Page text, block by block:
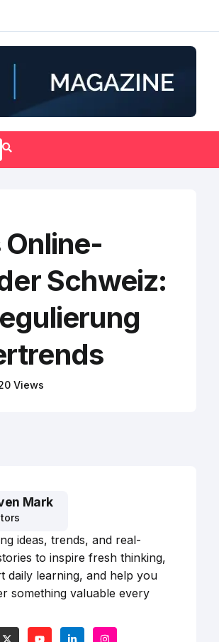
Schweiz:
Views
Mark
ideas, trends, and real-
to inspire fresh thinking,
daily learning, and help you
something valuable every